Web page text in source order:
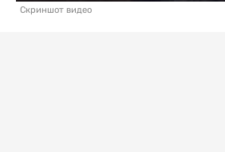
Скриншот видео